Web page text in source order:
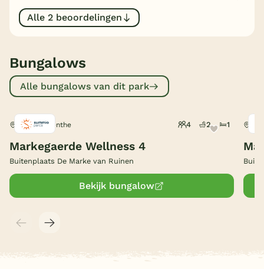
Alle 2 beoordelingen
Bungalows
Alle bungalows van dit park
Ruinen, Drenthe 4 2 1
Markegaerde Wellness 4
Buitenplaats De Marke van Ruinen
Bekijk bungalow